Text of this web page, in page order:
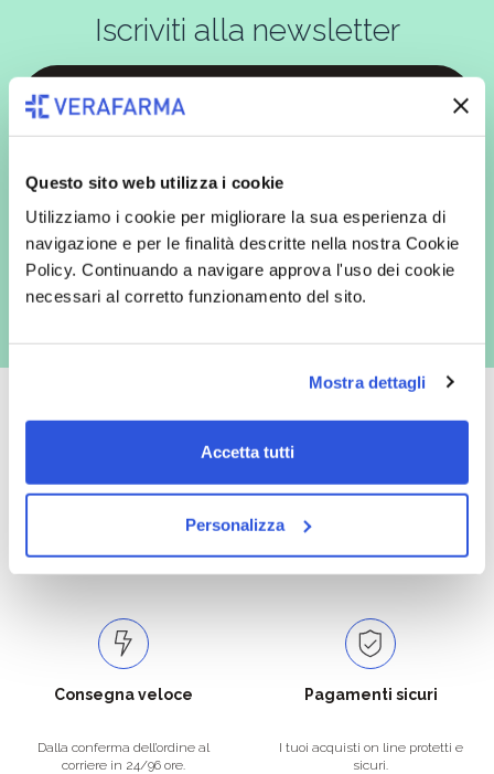
Questo sito web utilizza i cookie
Utilizziamo i cookie per migliorare la sua esperienza di
navigazione e per le finalità descritte nella nostra Cookie
Policy. Continuando a navigare approva l'uso dei cookie
necessari al corretto funzionamento del sito.
Mostra dettagli
Accetta tutti
Personalizza
Iscriviti alla newsletter
espressamente al trattamento dei miei dati personali per finalità
commerciali da parte di Verafarma, tra cui invio di comunicazioni
marketing (con modalità telematiche - quali ad es. newsletter ed e-mail
con inviti e comunicazioni commerciali - e modalità tradizionali, quali ad
es. posta cartacea)
Catalogo prodotti ampio e completo
Con un acquisto minimo di 29.90 €
Consegna veloce
Dalla conferma dell’ordine al
corriere in 24/96 ore.
Pagamenti sicuri
I tuoi acquisti on line protetti e
sicuri.